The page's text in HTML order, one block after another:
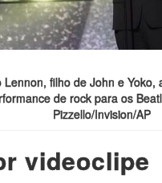
Lennon, filho de John e Yoko,
de rock para os
Pizzello/Invision/AP
videoclipe